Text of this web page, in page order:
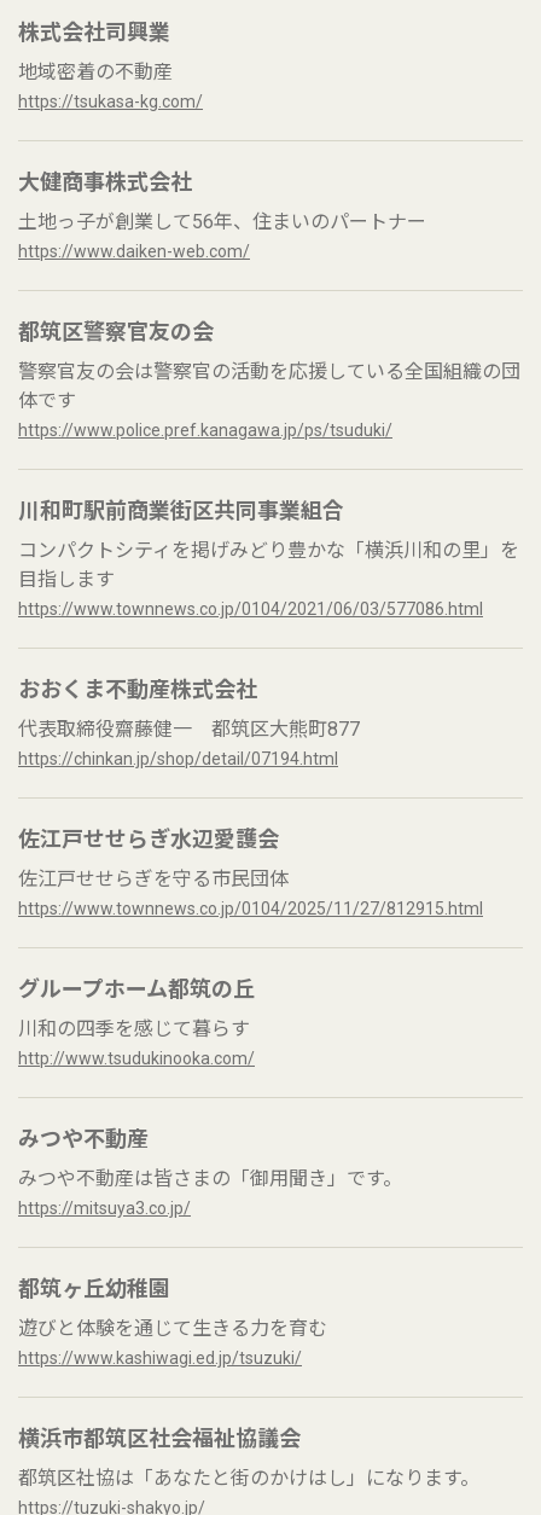
株式会社司興業
地域密着の不動産
https://tsukasa-kg.com/
大健商事株式会社
土地っ子が創業して56年、住まいのパートナー
https://www.daiken-web.com/
都筑区警察官友の会
警察官友の会は警察官の活動を応援している全国組織の団
体です
https://www.police.pref.kanagawa.jp/ps/tsuduki/
川和町駅前商業街区共同事業組合
コンパクトシティを掲げみどり豊かな「横浜川和の里」を
目指します
https://www.townnews.co.jp/0104/2021/06/03/577086.html
おおくま不動産株式会社
代表取締役齋藤健一 都筑区大熊町877
https://chinkan.jp/shop/detail/07194.html
佐江戸せせらぎ水辺愛護会
佐江戸せせらぎを守る市民団体
https://www.townnews.co.jp/0104/2025/11/27/812915.html
グループホーム都筑の丘
川和の四季を感じて暮らす
http://www.tsudukinooka.com/
みつや不動産
みつや不動産は皆さまの「御用聞き」です。
https://mitsuya3.co.jp/
都筑ヶ丘幼稚園
遊びと体験を通じて生きる力を育む
https://www.kashiwagi.ed.jp/tsuzuki/
横浜市都筑区社会福祉協議会
都筑区社協は「あなたと街のかけはし」になります。
https://tuzuki-shakyo.jp/